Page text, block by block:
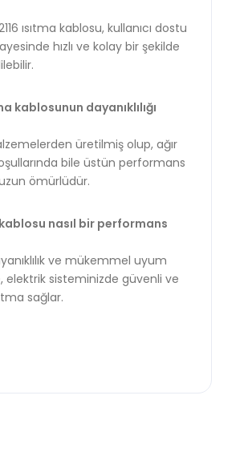
ısıtma kablosu, kullanıcı dostu
hızlı ve kolay bir şekilde
kablosunun dayanıklılığı
üretilmiş olup, ağır
bile üstün performans
ömürlüdür.
nasıl bir performans
ve mükemmel uyum
elektrik sisteminizde güvenli ve
sağlar.